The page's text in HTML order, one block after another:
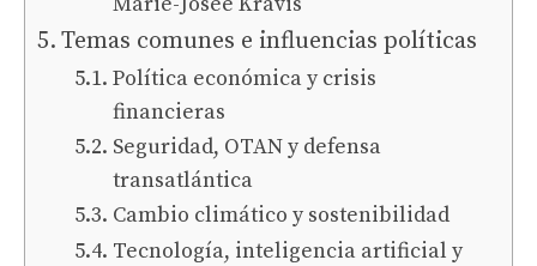
Temas comunes e influencias políticas
Política económica y crisis
financieras
Seguridad, OTAN y defensa
transatlántica
Cambio climático y sostenibilidad
Tecnología, inteligencia artificial y